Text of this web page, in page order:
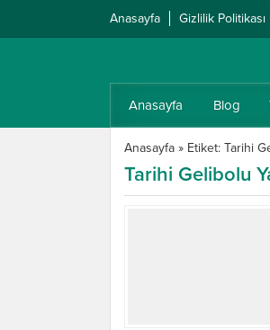
Anasayfa Gizlilik Politikası
Anasayfa Blog
Anasayfa » Etiket: Tarihi
Tarihi Gelibolu